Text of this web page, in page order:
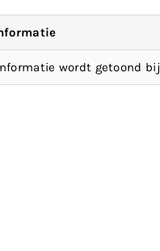
wordt getoond